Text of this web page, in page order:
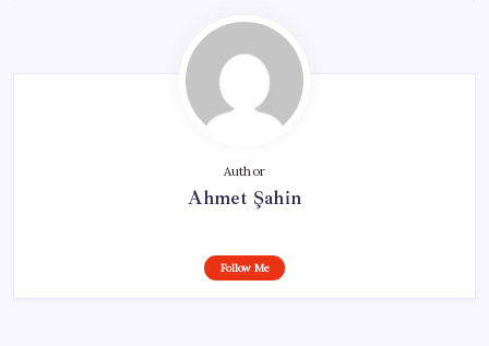
Author
Ahmet Şahin
Follow Me